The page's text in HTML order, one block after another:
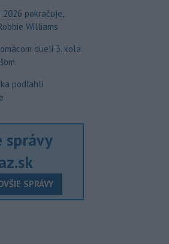
pokračuje,
Williams
dueli 3. kola
podľahli
správy
SPRÁVY